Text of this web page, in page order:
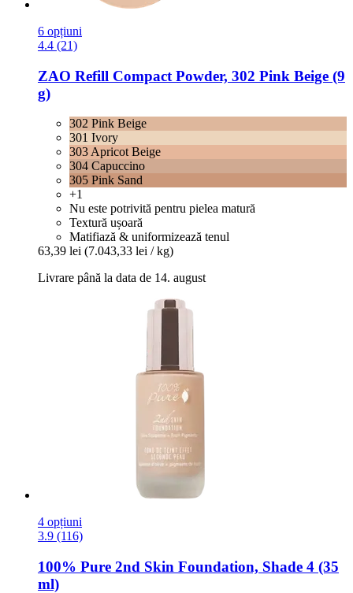
6 opțiuni
4.4 (21)
ZAO Refill Compact Powder, 302 Pink Beige (9
g)
302 Pink Beige
301 Ivory
303 Apricot Beige
304 Capuccino
305 Pink Sand
+1
Nu este potrivită pentru pielea matură
Textură ușoară
Matifiază & uniformizează tenul
63,39 lei (7.043,33 lei / kg)
Livrare până la data de 14. august
4 opțiuni
3.9 (116)
100% Pure 2nd Skin Foundation, Shade 4 (35
ml)